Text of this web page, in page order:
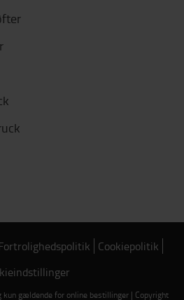
Cookiepolitik
gældende for online bestillinger | Copyright